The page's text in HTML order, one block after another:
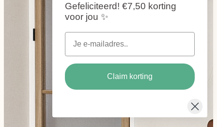
Gefeliciteerd! €7,50 korting
voor jou ✨
Claim korting